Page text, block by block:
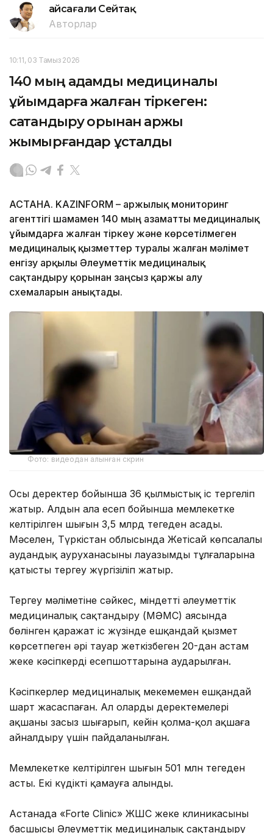
Ғайсағали Сейтақ
Авторлар
10:11, 03 Тамыз 2026
140 мың адамды медициналық
ұйымдарға жалған тіркеген:
сақтандыру қорынан қаржы
жымқырғандар ұсталды
АСТАНА. KAZINFORM – Қаржылық мониторинг
агенттігі шамамен 140 мың азаматты медициналық
ұйымдарға жалған тіркеу және көрсетілмеген
медициналық қызметтер туралы жалған мәлімет
енгізу арқылы Әлеуметтік медициналық
сақтандыру қорынан заңсыз қаржы алу
схемаларын анықтады.
Фото: видеодан алынған скрин
Осы деректер бойынша 36 қылмыстық іс тергеліп
жатыр. Алдын ала есеп бойынша мемлекетке
келтірілген шығын 3,5 млрд теңгеден асады.
Мәселен, Түркістан облысында Жетісай көпсалалы
аудандық ауруханасының лауазымды тұлғаларына
қатысты тергеу жүргізіліп жатыр.
Тергеу мәліметіне сәйкес, міндетті әлеуметтік
медициналық сақтандыру (МӘМС) аясында
бөлінген қаражат іс жүзінде ешқандай қызмет
көрсетпеген әрі тауар жеткізбеген 20-дан астам
жеке кәсіпкердің есепшоттарына аударылған.
Кәсіпкерлер медициналық мекемемен ешқандай
шарт жасаспаған. Ал олардың деректемелері
ақшаны заңсыз шығарып, кейін қолма-қол ақшаға
айналдыру үшін пайдаланылған.
Мемлекетке келтірілген шығын 501 млн теңгеден
асты. Екі күдікті қамауға алынды.
Астанада «Forte Clinic» ЖШС жеке клиникасының
басшысы Әлеуметтік медициналық сақтандыру